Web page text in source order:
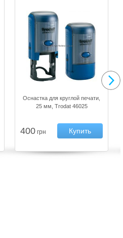
Оснастка для круглой печати,
25 мм, Trodat 46025
400 грн Купить